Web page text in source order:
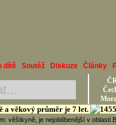
dítě Soutěž Diskuze Články
a věkový průměr je 7 let.
věštkyně, je nejoblíbenější v oblasti